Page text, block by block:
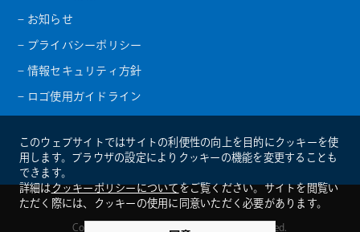
– お知らせ
– プライバシーポリシー
– 情報セキュリティ方針
– ロゴ使用ガイドライン
Copyright ©︎ CREATIONLINE ALL Rights Reserved.
このウェブサイトではサイトの利便性の向上を目的にクッキーを使
用します。ブラウザの設定によりクッキーの機能を変更することも
できます。
詳細はクッキーポリシーについてをご覧ください。サイトを閲覧い
ただく際には、クッキーの使用に同意いただく必要があります。